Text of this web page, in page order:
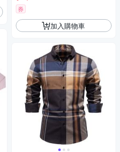
券
加入購物車